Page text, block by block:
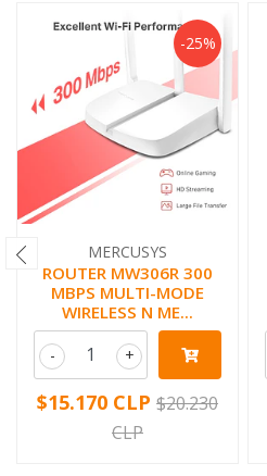
-25%
MERCUSYS
ROUTER MW306R 300
MBPS MULTI-MODE
WIRELESS N ME...
+
-
$15.170 CLP $20.230
CLP